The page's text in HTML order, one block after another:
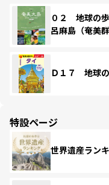
０２ 地球の
呂麻島（奄美
Ｄ１７ 地球
特設ページ
世界遺産ラン